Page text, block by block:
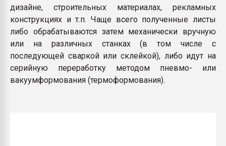
дизайне, строительных материалах, рекламных
конструкциях и т.п. Чаще всего полученные листы
либо обрабатываются затем механически вручную
или на различных станках (в том числе с
последующей сваркой или склейкой), либо идут на
серийную переработку методом пневмо- или
вакуумформования (термоформования).